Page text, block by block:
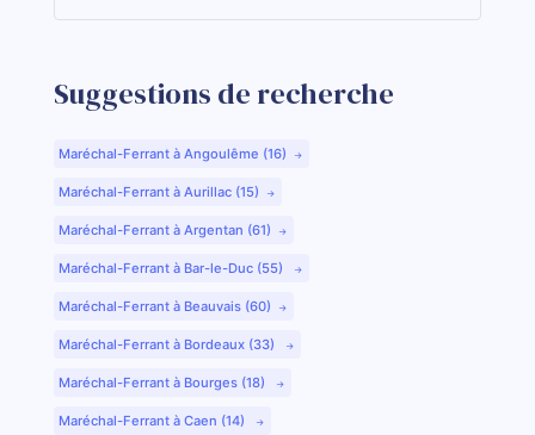
Suggestions de recherche
Maréchal-Ferrant à Angoulême (16)
Maréchal-Ferrant à Aurillac (15)
Maréchal-Ferrant à Argentan (61)
Maréchal-Ferrant à Bar-le-Duc (55)
Maréchal-Ferrant à Beauvais (60)
Maréchal-Ferrant à Bordeaux (33)
Maréchal-Ferrant à Bourges (18)
Maréchal-Ferrant à Caen (14)